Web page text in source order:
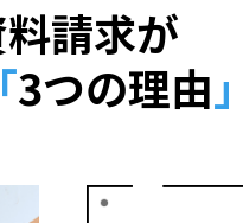
請求が
「3つの理由 」